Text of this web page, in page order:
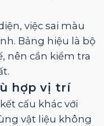
việc sai màu
Bảng hiệu là bộ
nên cần kiểm tra
hợp vị trí
cấu khác với
vật liệu không